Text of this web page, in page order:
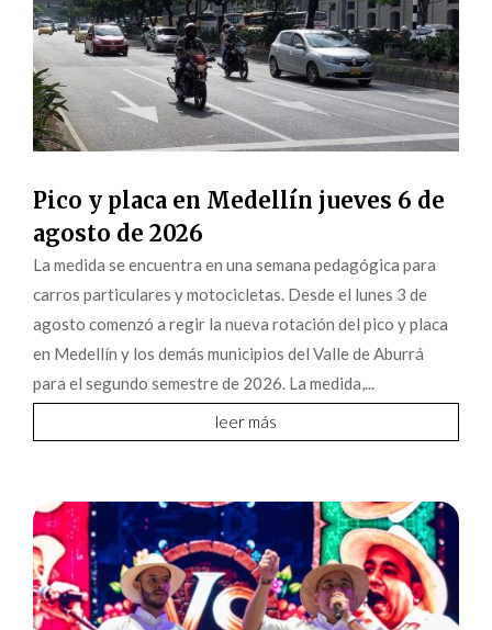
Pico y placa en Medellín jueves 6 de
agosto de 2026
La medida se encuentra en una semana pedagógica para
carros particulares y motocicletas. Desde el lunes 3 de
agosto comenzó a regir la nueva rotación del pico y placa
en Medellín y los demás municipios del Valle de Aburrá
para el segundo semestre de 2026. La medida,...
leer más